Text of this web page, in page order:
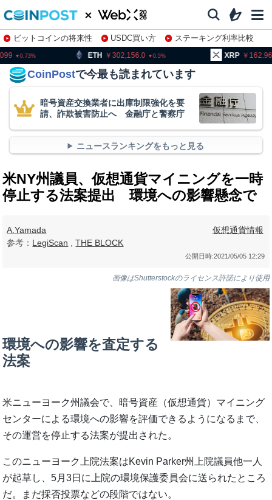
ビットコインの将来性 USDC買い方
ステーキング利率比較
株特集・関連銘柄
302,156.0 XRP 162.96
CoinPostで今最も読まれています
暗号資産交換業者に出庫制限強化を要
請、詐欺被害防止へ 金融庁と警察庁
ニュースランキングをもっと見る
米NY州議員、仮想通貨マイニングを一時
停止する法案提出 環境への影響懸念で
A.Yamada
参考： LegiScan ,THE BLOCK
仮想通貨情報
公開日時:2021/05/05 12:29
画像はShutterstockのライセンス許諾により使用
環境への影響を査定する
法案
米ニューヨーク州議会で、暗号資産（仮想通貨）マイニング
センターによる環境への影響を評価できるようになるまで、
その運営を停止する法案が提出された。
このニューヨーク上院法案はKevin Parker州上院議員他一人
が起草し、5月3日に上院の環境保護委員会に送られたところ
だ。まだ採否投票などの段階ではない。